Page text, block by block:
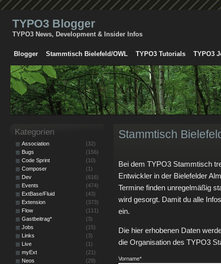
TYPO3 Blogger
TYPO3 News, Development & Insider Infos
Blogger Stammtisch Bielefeld/OWL TYPO3 Tutorials TYPO3
Stammtisch
Bei dem TYPO3 Stammtisch
Entwickler in der Bielefelder
Termine finden unregelmäßig
wird gesorgt. Damit du alle
ein.
Die hier erhobenen Daten
die Organisation des TYPO3
Vorname*
Kategorien
Association
(32)
Bugs
(156)
Code Sprint
(10)
Composer
(1)
Dev
(616)
Events
(474)
ExtBase/Fluid
(43)
Extension
(373)
Flow
(111)
Gastbeitrag*
(3)
Jobs
(15)
Links
(3)
Live
(1)
myExt
(21)
Neos
(29)